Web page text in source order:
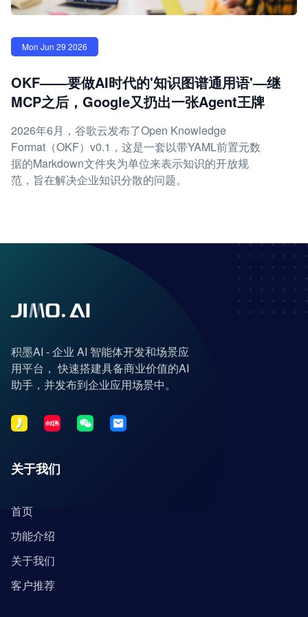
Mon Jun 29 2026
OKF——要做AI时代的'知识图谱通用语'—继
MCP之后，Google又扔出一张Agent王牌
2026年6月，谷歌云发布了Open Knowledge
Format（OKF）v0.1，这是一套以带YAML前置元数
据的Markdown文件夹为单位来表示知识的开放规
范，旨在解决企业知识分散的问题。
积墨AI - 企业 AI 智能体开发和场景应
用平台， 快速搭建具备商业价值的AI
助手，并发布到企业应用场景中。
关于我们
首页
功能介绍
关于我们
客户推荐